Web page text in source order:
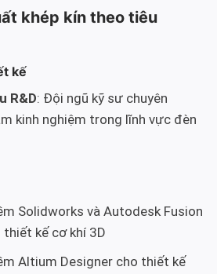
khép kín theo tiêu
kế
R&D: Đội ngũ kỹ sư chuyên
kinh nghiệm trong lĩnh vực đèn
Solidworks và Autodesk Fusion
thiết kế cơ khí 3D
Altium Designer cho thiết kế